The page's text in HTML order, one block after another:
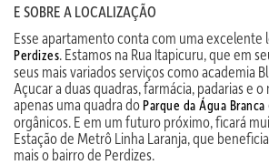
E SOBRE A LOCALIZAÇÃO
Esse apartamento conta com uma excelente
Perdizes. Estamos na Rua Itapicuru, que em
seus mais variados serviços como academia
Açucar a duas quadras, farmácia, padarias e
apenas uma quadra do Parque da Água Branca
orgânicos. E em um futuro próximo, ficará
Estação de Metrô Linha Laranja, que
mais o bairro de Perdizes.